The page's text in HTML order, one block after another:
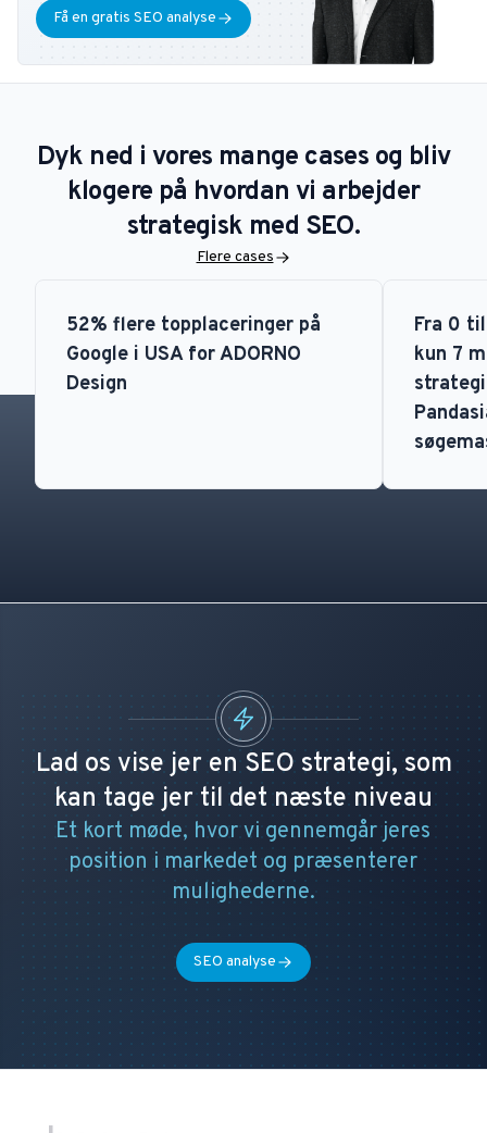
Få en gratis SEO analyse
Dyk ned i vores mange cases og bliv
klogere på hvordan vi arbejder
strategisk med SEO.
Flere cases
52% flere topplaceringer på
Google i USA for ADORNO
Design
Fra 0
kun 7
Lad os vise jer en SEO strategi, som
kan tage jer til det næste niveau
Et kort møde, hvor vi gennemgår jeres
position i markedet og præsenterer
mulighederne.
SEO analyse